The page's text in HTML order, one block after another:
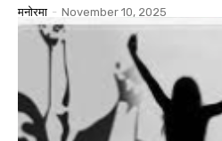
मनोरमा - November 10, 2025